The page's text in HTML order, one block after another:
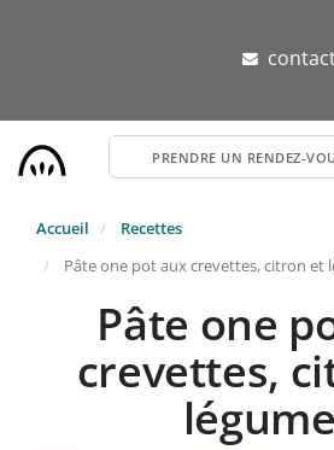
PRENDRE UN RENDEZ-
Accueil
Recettes
Pâte one pot aux crevettes, citron et
Pâte one
crevettes,